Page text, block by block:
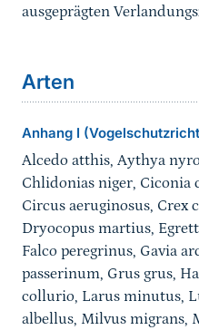
ausgeprägten
Arten
Anhang I
Alcedo atthis, Aythya
Chlidonias niger, Ciconia
Circus aeruginosus, Crex
Dryocopus martius,
Falco peregrinus, Gavia
passerinum, Grus grus,
collurio, Larus minutus,
albellus, Milvus migrans,